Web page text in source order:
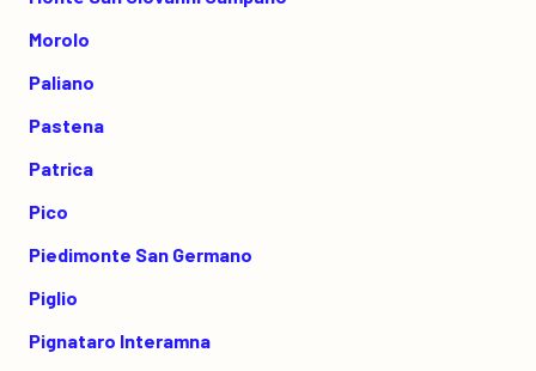
Morolo
Paliano
Pastena
Patrica
Pico
Piedimonte San Germano
Piglio
Pignataro Interamna